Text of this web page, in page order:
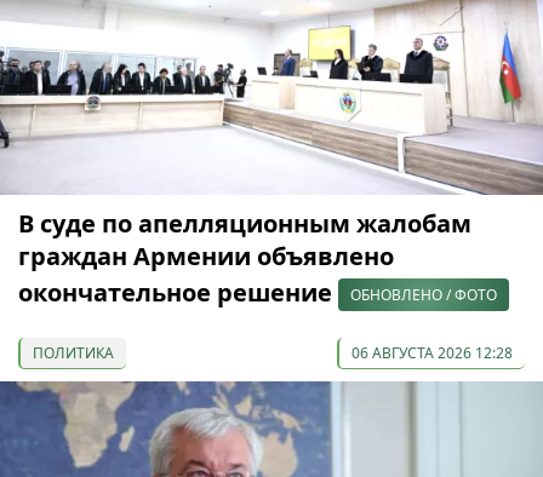
В суде по апелляционным жалобам
граждан Армении объявлено
окончательное решение
ОБНОВЛЕНО / ФОТО
ПОЛИТИКА 06 АВГУСТА 2026 12:28